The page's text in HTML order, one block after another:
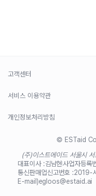
고객센터
서비스 이용약관
개인정보처리방침
© ESTaid
(주)이스트에이드 서울시
대표이사 :김남현사업자등록
통신판매업신고번호 :2019-
E-mail)egloos@estaid.ai